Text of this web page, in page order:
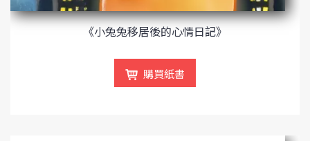
《小兔兔移居後的心情日記》
購買紙書